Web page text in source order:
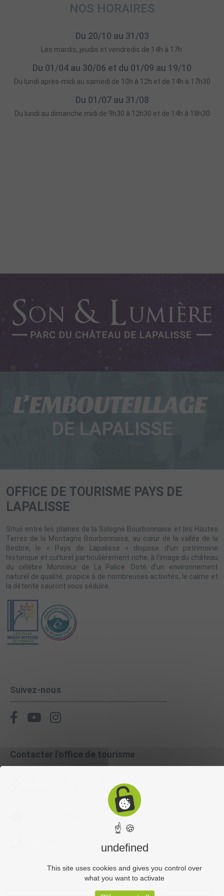
NOS HORAIRES
Du 20/10 au 31/03
Les mardis, jeudis et vendredis de 14h à 17h
Du 01/04 au 30/06 et du 01/09 au 19/10
Du lundi après-midi au samedi de 10h à 12h et de 14h à 17h30
Du 01/07 au 31/08
Du lundi au dimanche midi de 9h30 à 12h30 et de 14h à 18h30
OFFICE DE TOURISME PAYS DE
LAPALISSE
Situé entre les plaines de la Sologne Bourbonnaise et les Hautes
Terres de la Montagne Bourbonnaise, au cœur de la vallée de la
Besbre, le « Pays de Lapalisse » dispose d’un patrimoine
historique et culturel particulièrement riche, à l'image du château
du célèbre Monsieur de La Palice. Doté d'un environnement
naturel de qualité, propice à de nombreuses activités, le calme et
la détente sauront vous séduire.
Suivez-nous
Contacter l'office de tourisme
contact@lapalissetourisme.com
☝ 🍪
undefined
This site uses cookies and gives you control over
what you want to activate